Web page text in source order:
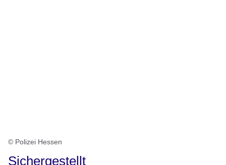
© Polizei Hessen
Sichergestellt